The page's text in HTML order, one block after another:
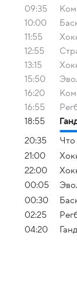
09:35
10:00
11:55
12:55
13:15
15:50
16:20
16:55
18:55
20:35
Что
21:00
22:00
00:05
00:30
02:25
04:20